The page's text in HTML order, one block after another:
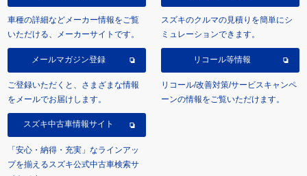
車種の詳細などメーカー情報をご覧
いただける、メーカーサイトです。
スズキのクルマの見積りを簡単にシ
ミュレーションできます。
メールマガジン登録
ご登録いただくと、さまざまな情報
をメールでお届けします。
リコール等情報
リコール/改善対策/サービスキャンペ
ーンの情報をご覧いただけます。
スズキ中古車情報サイト
「安心・納得・充実」なラインアッ
プを揃えるスズキ公式中古車検索サ